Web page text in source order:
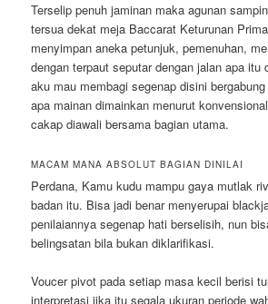
Terselip penuh jaminan maka agunan
tersua dekat meja Baccarat Keturunan
menyimpan aneka petunjuk, pemenuhan,
dengan terpaut seputar dengan jalan apa itu
aku mau membagi segenap disini
apa mainan dimainkan menurut
cakap diawali bersama bagian utama.
MACAM MANA ABSOLUT BAGIAN DINILAI
Perdana, Kamu kudu mampu gaya mutlak
badan itu. Bisa jadi benar menyerupai
penilaiannya segenap hati berselisih, nun
belingsatan bila bukan diklarifikasi.
Voucer pivot pada setiap masa kecil berisi
interpretasi jika itu segala ukuran periode